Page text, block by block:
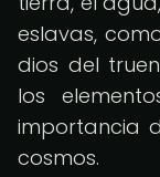
eslavas,
dios del
los
importancia
cosmos.